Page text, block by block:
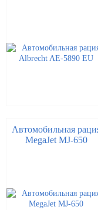
Автомобильная
MegaJet MJ-650